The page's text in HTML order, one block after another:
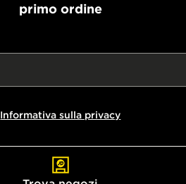
primo ordine
Informativa sulla privacy